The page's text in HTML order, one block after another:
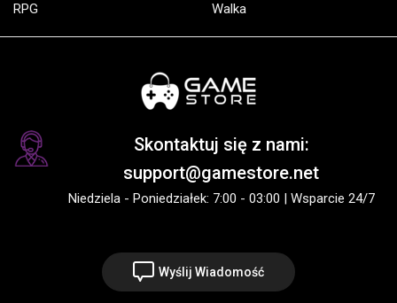
RPG
Walka
Skontaktuj się z nami:
support@gamestore.net
Niedziela - Poniedziałek: 7:00 - 03:00 | Wsparcie 24/7
Wyślij Wiadomość